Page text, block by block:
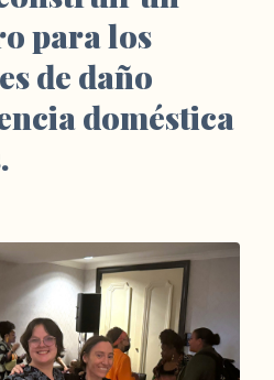
para los
de daño
doméstica